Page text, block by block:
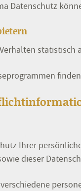
Datenschutz
Ihrer
dieser